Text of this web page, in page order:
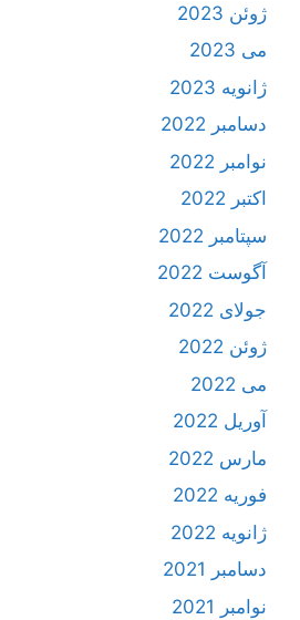
ژوئن 2023
می 2023
ژانویه 2023
دسامبر 2022
نوامبر 2022
اکتبر 2022
سپتامبر 2022
آگوست 2022
جولای 2022
ژوئن 2022
می 2022
آوریل 2022
مارس 2022
فوریه 2022
ژانویه 2022
دسامبر 2021
نوامبر 2021